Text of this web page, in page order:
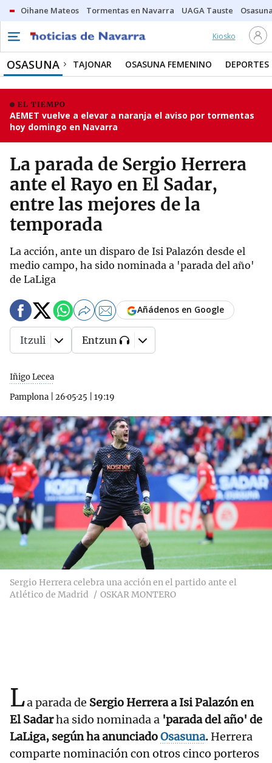
Oihane Mateos Tormentas en Navarra UAGA Tauste
Kiosko
OSASUNA TAJONAR OSASUNA FEMENINO DEPORTES
EL TIEMPO
AEMET vuelve a elevar a naranja el aviso por tormentas
hoy domingo en Navarra
La parada de Sergio Herrera
ante el Rayo en El Sadar,
entre las mejores de la
temporada
La acción, ante un disparo de Isi Palazón desde el
medio campo, ha sido nominada a 'parada del año'
de LaLiga
Iñigo Lecea
Pamplona
26·05·25 19:19
Añádenos en Google
Itzuli Entzun
Sergio Herrera celebra una acción en el partido ante el
Atlético de Madrid
OSKAR MONTERO
La parada de Sergio Herrera a Isi Palazón en
El Sadarha sido nominada a 'parada del año' de
LaLiga, según ha anunciadoOsasuna. Herrera
comparte nominación con otros cinco porteros